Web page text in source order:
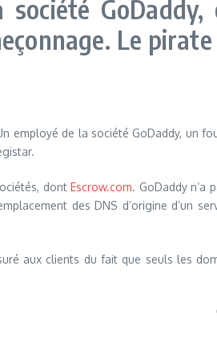
GoDaddy,
Le
employé de la société GoDaddy, un
dontEscrow.com. GoDaddy n’a
des DNS d’origine d’un
aux clients du fait que seuls les